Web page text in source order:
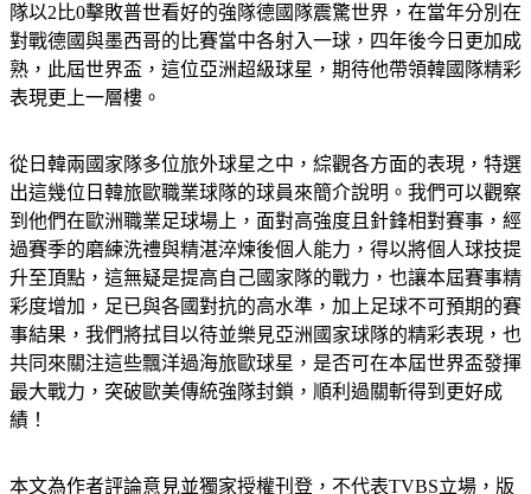
隊以2比0擊敗普世看好的強隊德國隊震驚世界，在當年分別在
對戰德國與墨西哥的比賽當中各射入一球，四年後今日更加成
熟，此屆世界盃，這位亞洲超級球星，期待他帶領韓國隊精彩
表現更上一層樓。
從日韓兩國家隊多位旅外球星之中，綜觀各方面的表現，特選
出這幾位日韓旅歐職業球隊的球員來簡介說明。我們可以觀察
到他們在歐洲職業足球場上，面對高強度且針鋒相對賽事，經
過賽季的磨練洗禮與精湛淬煉後個人能力，得以將個人球技提
升至頂點，這無疑是提高自己國家隊的戰力，也讓本屆賽事精
彩度增加，足已與各國對抗的高水準，加上足球不可預期的賽
事結果，我們將拭目以待並樂見亞洲國家球隊的精彩表現，也
共同來關注這些飄洋過海旅歐球星，是否可在本屆世界盃發揮
最大戰力，突破歐美傳統強隊封鎖，順利過關斬得到更好成
績！
本文為作者評論意見並獨家授權刊登，不代表TVBS立場，版